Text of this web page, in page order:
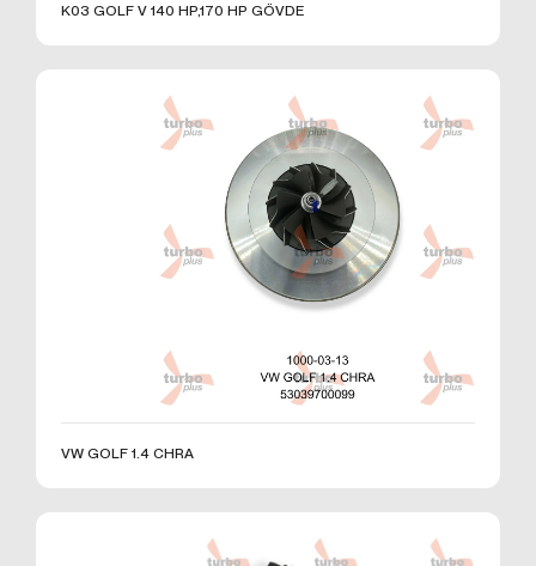
K03 GOLF V 140 HP,170 HP GÖVDE
VW GOLF 1.4 CHRA
AMAÇLARI NELERDİR?
depolanan küçük metin dosyalarıdır. Sitede tercih
ettiğiniz dil ve diğer ayarları içeren bu küçük metin
dosyaları, siteye bir sonraki ziyaretinizde
tercihlerinizin hatırlanmasına ve sitedeki deneyiminizi
iyileştirmek için hizmetlerimizde geliştirmeler
yapmamıza yardımcı olur. Böylece bir sonraki
ziyaretinizde daha iyi ve kişiselleştirilmiş bir kullanım
deneyimi yaşayabilirsiniz.
İnternet Sitemizde çerez kullanılmasının başlıca
İnternet sitesinin işlevselliğini ve performansını
arttırmak yoluyla sizlere sunulan hizmetleri
ticari güvenliğinin teminini sağlamak, Site